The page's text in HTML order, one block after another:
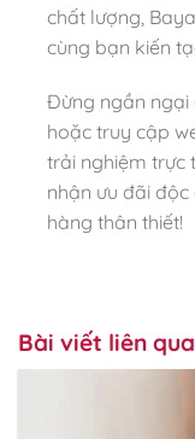
chất lượng,
cùng bạn kiến
Đừng ngần ngại
hoặc truy cập
trải nghiệm trực
nhận ưu đãi
hàng thân thiết!
Bài viết liên